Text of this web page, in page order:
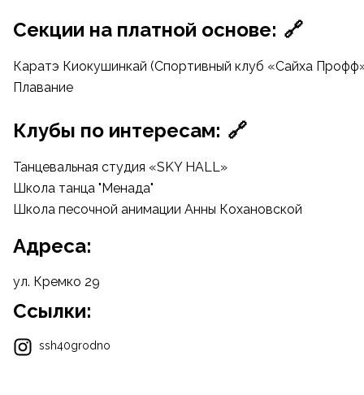
Секции на платной основе: 🔗
Каратэ Киокушинкай (Спортивный клуб «Сайха
Плавание
Клубы по интересам: 🔗
Танцевальная студия «SKY HALL»
Школа танца "Менада"
Школа песочной анимации Анны Кохановской
Адреса:
ул. Кремко 29
Ссылки:
ssh40grodno